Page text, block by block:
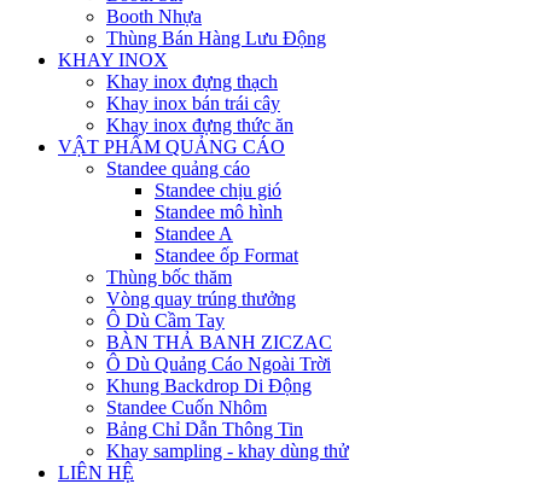
Booth Nhựa
Thùng Bán Hàng Lưu Động
KHAY INOX
Khay inox đựng thạch
Khay inox bán trái cây
Khay inox đựng thức ăn
VẬT PHẨM QUẢNG CÁO
Standee quảng cáo
Standee chịu gió
Standee mô hình
Standee A
Standee ốp Format
Thùng bốc thăm
Vòng quay trúng thưởng
Ô Dù Cầm Tay
BÀN THẢ BANH ZICZAC
Ô Dù Quảng Cáo Ngoài Trời
Khung Backdrop Di Động
Standee Cuốn Nhôm
Bảng Chỉ Dẫn Thông Tin
Khay sampling - khay dùng thử
LIÊN HỆ